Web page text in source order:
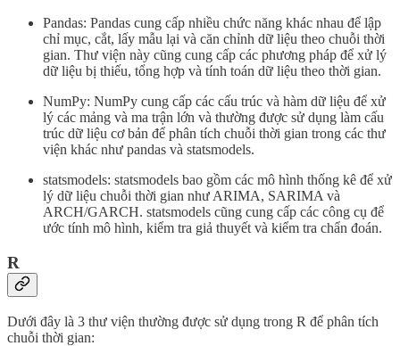
Pandas: Pandas cung cấp nhiều chức năng khác nhau để lập
chỉ mục, cắt, lấy mẫu lại và căn chỉnh dữ liệu theo chuỗi thời
gian. Thư viện này cũng cung cấp các phương pháp để xử lý
dữ liệu bị thiếu, tổng hợp và tính toán dữ liệu theo thời gian.
NumPy: NumPy cung cấp các cấu trúc và hàm dữ liệu để xử
lý các mảng và ma trận lớn và thường được sử dụng làm cấu
trúc dữ liệu cơ bản để phân tích chuỗi thời gian trong các thư
viện khác như pandas và statsmodels.
statsmodels: statsmodels bao gồm các mô hình thống kê để xử
lý dữ liệu chuỗi thời gian như ARIMA, SARIMA và
ARCH/GARCH. statsmodels cũng cung cấp các công cụ để
ước tính mô hình, kiểm tra giả thuyết và kiểm tra chẩn đoán.
R
Dưới đây là 3 thư viện thường được sử dụng trong R để phân tích
chuỗi thời gian: